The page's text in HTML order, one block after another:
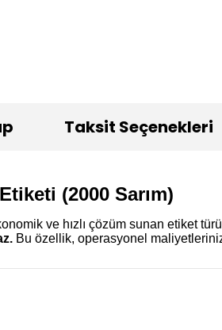
Taksit Seçenekleri
(2000 Sarım)
ve hızlı çözüm sunan etiket
Bu özellik, operasyonel